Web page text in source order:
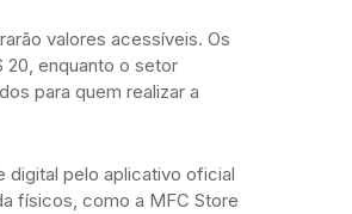
valores acessíveis. Os
20, enquanto o setor
para quem realizar a
digital pelo aplicativo oficial
físicos, como a MFC Store